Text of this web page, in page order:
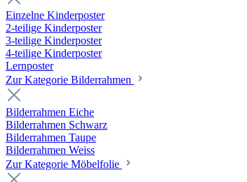
Einzelne Kinderposter
2-teilige Kinderposter
3-teilige Kinderposter
4-teilige Kinderposter
Lernposter
Zur Kategorie Bilderrahmen
Bilderrahmen Eiche
Bilderrahmen Schwarz
Bilderrahmen Taupe
Bilderrahmen Weiss
Zur Kategorie Möbelfolie